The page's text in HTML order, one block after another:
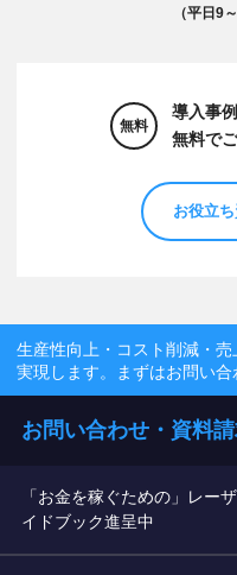
（平日9
無料
導入事
無料で
お役立
生産性向上・コスト削減・売
実現します。まずはお問い合
お問い合わせ・資料
「お金を稼ぐための」レー
イドブック進呈中